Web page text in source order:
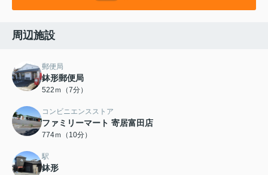
周辺施設
郵便局
鉢形郵便局
522ｍ（7分）
コンビニエンスストア
ファミリーマート 寄居富田店
774ｍ（10分）
駅
鉢形